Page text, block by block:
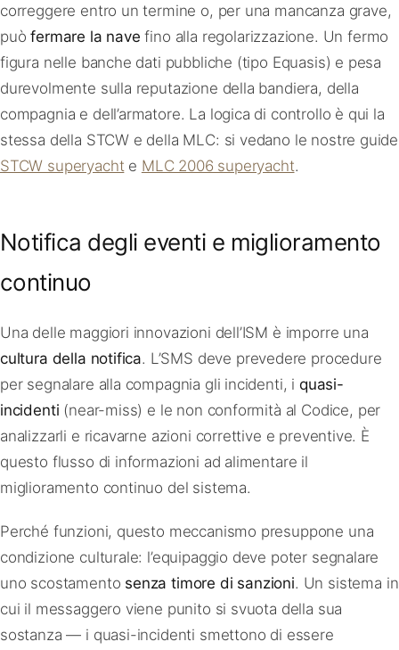
correggere entro un termine o, per una mancanza grave,
puòfermare la nave fino alla regolarizzazione. Un fermo
figura nelle banche dati pubbliche (tipo Equasis) e pesa
durevolmente sulla reputazione della bandiera, della
compagnia e dell’armatore. La logica di controllo è qui la
stessa della STCW e della MLC: si vedano le nostre guide
STCW superyacht e MLC 2006 superyacht.
Notifica degli eventi e miglioramento
continuo
Una delle maggiori innovazioni dell’ISM è imporre una
cultura della notifica. L’SMS deve prevedere procedure
per segnalare alla compagnia gli incidenti, i quasi-
incidenti (near-miss) e le non conformità al Codice, per
analizzarli e ricavarne azioni correttive e preventive. È
questo flusso di informazioni ad alimentare il
miglioramento continuo del sistema.
Perché funzioni, questo meccanismo presuppone una
condizione culturale: l’equipaggio deve poter segnalare
uno scostamento senza timore di sanzioni. Un sistema in
cui il messaggero viene punito si svuota della sua
sostanza — i quasi-incidenti smettono di essere